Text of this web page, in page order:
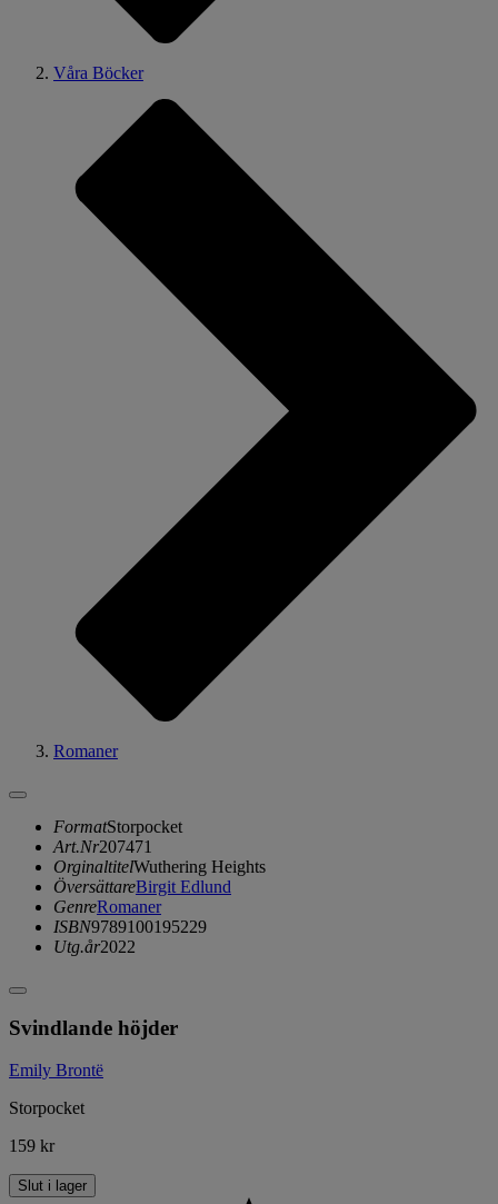
Våra Böcker
Romaner
FormatStorpocket
Art.Nr207471
OrginaltitelWuthering Heights
ÖversättareBirgit Edlund
GenreRomaner
ISBN9789100195229
Utg.år2022
Svindlande höjder
Emily Brontë
Storpocket
159 kr
Slut i lager